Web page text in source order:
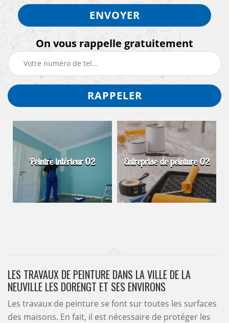
On vous rappelle gratuitement
Peintre intérieur 02 Entreprise de peinture 02
LES TRAVAUX DE PEINTURE DANS LA VILLE DE LA
NEUVILLE LES DORENGT ET SES ENVIRONS
Les travaux de peinture se font sur toutes les surfaces
des maisons. En fait, il est nécessaire de protéger les